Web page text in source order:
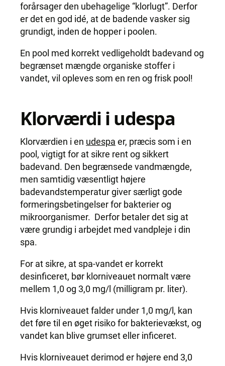
forårsager den ubehagelige “klorlugt”. Derfor
er det en god idé, at de badende vasker sig
grundigt, inden de hopper i poolen.
En pool med korrekt vedligeholdt badevand og
begrænset mængde organiske stoffer i
vandet, vil opleves som en ren og frisk pool!
Klorværdi i udespa
Klorværdien i en udespa er, præcis som i en
pool, vigtigt for at sikre rent og sikkert
badevand. Den begrænsede vandmængde,
men samtidig væsentligt højere
badevandstemperatur giver særligt gode
formeringsbetingelser for bakterier og
mikroorganismer. Derfor betaler det sig at
være grundig i arbejdet med vandpleje i din
spa.
For at sikre, at spa-vandet er korrekt
desinficeret, bør klorniveauet normalt være
mellem 1,0 og 3,0 mg/l (milligram pr. liter).
Hvis klorniveauet falder under 1,0 mg/l, kan
det føre til en øget risiko for bakterievækst, og
vandet kan blive grumset eller inficeret.
Hvis klorniveauet derimod er højere end 3,0